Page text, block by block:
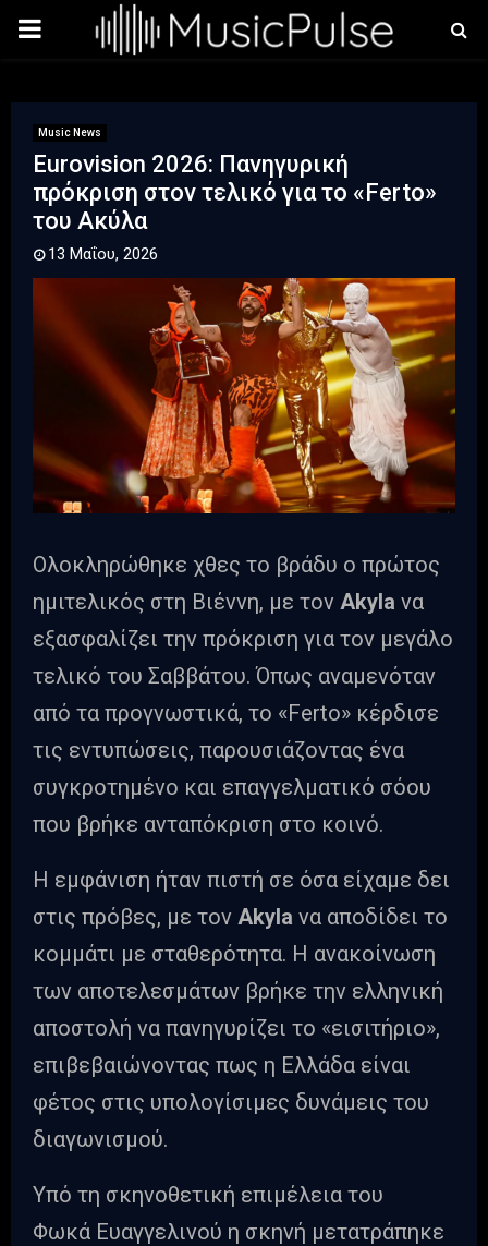
PRIMARY
Music News
Εurovision 2026: Πανηγυρική
πρόκριση στον τελικό για το «Ferto»
του Ακύλα
13 Μαΐου, 2026
Ολοκληρώθηκε χθες το βράδυ ο πρώτος
ημιτελικός στη Βιέννη, με τον Akyla να
εξασφαλίζει την πρόκριση για τον μεγάλο
τελικό του Σαββάτου. Όπως αναμενόταν
από τα προγνωστικά, το «Ferto» κέρδισε
τις εντυπώσεις, παρουσιάζοντας ένα
συγκροτημένο και επαγγελματικό σόου
που βρήκε ανταπόκριση στο κοινό.
Η εμφάνιση ήταν πιστή σε όσα είχαμε δει
στις πρόβες, με τον Akyla να αποδίδει το
κομμάτι με σταθερότητα. Η ανακοίνωση
των αποτελεσμάτων βρήκε την ελληνική
αποστολή να πανηγυρίζει το «εισιτήριο»,
επιβεβαιώνοντας πως η Ελλάδα είναι
φέτος στις υπολογίσιμες δυνάμεις του
διαγωνισμού.
Υπό τη σκηνοθετική επιμέλεια του
Φωκά Ευαγγελινού η σκηνή μετατράπηκε